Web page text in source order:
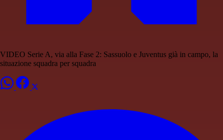
VIDEO Serie A, via alla Fase 2: Sassuolo e Juventus già in campo, la
situazione squadra per squadra